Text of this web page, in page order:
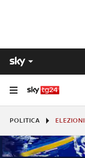
POLITICA ELEZIONI